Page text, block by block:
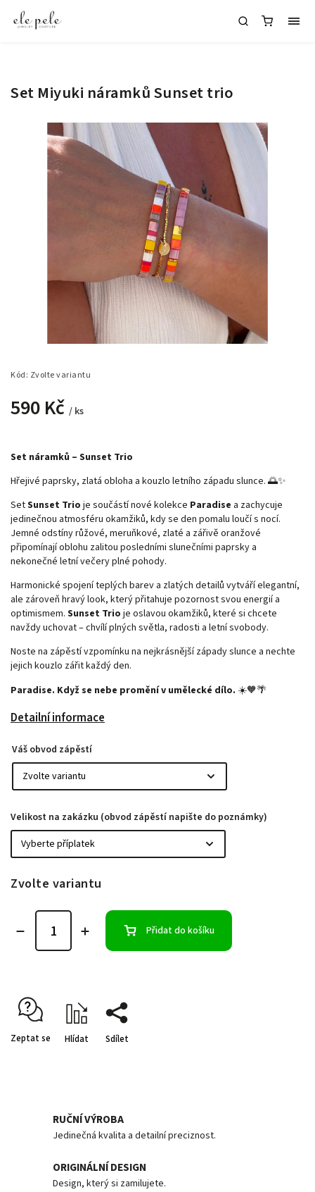
Set Miyuki náramků Sunset trio
Kód: Zvolte variantu
590 Kč / ks
Set náramků – Sunset Trio
Hřejivé paprsky, zlatá obloha a kouzlo letního západu slunce. 🌅✨
SetSunset Trio je součástí nové kolekce Paradise a zachycuje
jedinečnou atmosféru okamžiků, kdy se den pomalu loučí s nocí.
Jemné odstíny růžové, meruňkové, zlaté a zářivě oranžové
připomínají oblohu zalitou posledními slunečními paprsky a
nekonečné letní večery plné pohody.
Harmonické spojení teplých barev a zlatých detailů vytváří elegantní,
ale zároveň hravý look, který přitahuje pozornost svou energií a
optimismem. Sunset Trio je oslavou okamžiků, které si chcete
navždy uchovat – chvílí plných světla, radosti a letní svobody.
Noste na zápěstí vzpomínku na nejkrásnější západy slunce a nechte
jejich kouzlo zářit každý den.
Paradise. Když se nebe promění v umělecké dílo. ☀️🧡🌴
Detailní informace
Váš obvod zápěstí
Velikost na zakázku (obvod zápěstí napište do poznámky)
Zvolte variantu
Přidat do košíku
Zeptat se Hlídat Sdílet
RUČNÍ VÝROBA
Jedinečná kvalita a detailní preciznost.
ORIGINÁLNÍ DESIGN
Design, který si zamilujete.